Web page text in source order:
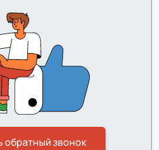
обратный звонок